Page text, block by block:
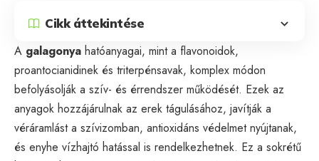
Cikk áttekintése
A galagonya hatóanyagai, mint a flavonoidok,
proantocianidinek és triterpénsavak, komplex módon
befolyásolják a szív- és érrendszer működését. Ezek az
anyagok hozzájárulnak az erek tágulásához, javítják a
véráramlást a szívizomban, antioxidáns védelmet nyújtanak,
és enyhe vízhajtó hatással is rendelkezhetnek. Ez a sokrétű